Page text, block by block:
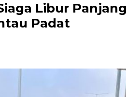
Libur
Padat